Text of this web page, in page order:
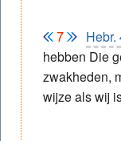
Hebr.
hebben Die
zwakheden,
wijze als wij